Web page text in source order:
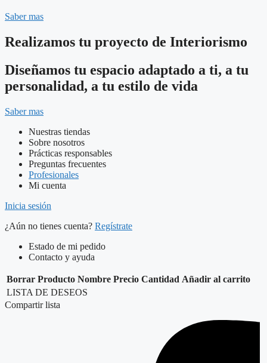
Saber mas
Realizamos tu proyecto de Interiorismo
Diseñamos tu espacio adaptado a ti, a tu
personalidad, a tu estilo de vida
Saber mas
Nuestras tiendas
Sobre nosotros
Prácticas responsables
Preguntas frecuentes
Profesionales
Mi cuenta
Inicia sesión
¿Aún no tienes cuenta? Regístrate
Estado de mi pedido
Contacto y ayuda
Borrar Producto Nombre Precio Cantidad Añadir al carrito
LISTA DE DESEOS
Compartir lista